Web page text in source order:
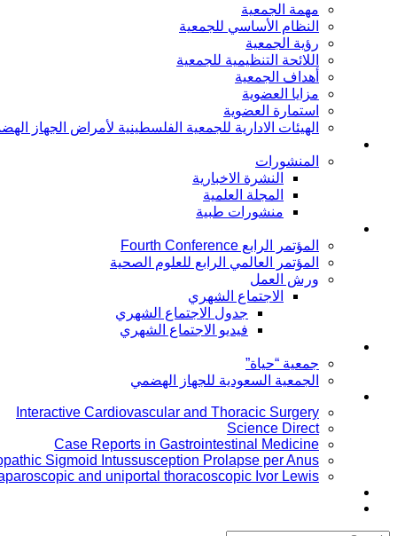
مهمة الجمعية
النظام الأساسي للجمعية
رؤية الجمعية
اللائحة التنظيمية للجمعية
أهداف الجمعية
مزايا العضوية
استمارة العضوية
الهيئات الادارية للجمعية الفلسطينية لأمراض الجهاز
المنشورات
النشرة الاخبارية
المجلة العلمية
منشورات طبية
المؤتمر الرابع Fourth Conference
المؤتمر العالمي الرابع للعلوم الصحية
ورش العمل
الاجتماع الشهري
جدول الاجتماع الشهري
فيديو الاجتماع الشهري
جمعية “حياة”
الجمعية السعودية للجهاز الهضمي
Interactive Cardiovascular and Thoracic Surgery
Science Direct
Case Reports in Gastrointestinal Medicine
Sigmoid Intussusception Prolapse per Anus
and uniportal thoracoscopic Ivor Lewis